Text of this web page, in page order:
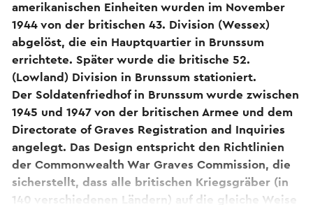
amerikanischen Einheiten wurden im November
1944 von der britischen 43. Division (Wessex)
abgelöst, die ein Hauptquartier in Brunssum
errichtete. Später wurde die britische 52.
(Lowland) Division in Brunssum stationiert.
Der Soldatenfriedhof in Brunssum wurde zwischen
1945 und 1947 von der britischen Armee und dem
Directorate of Graves Registration and Inquiries
angelegt. Das Design entspricht den Richtlinien
der Commonwealth War Graves Commission, die
sicherstellt, dass alle britischen Kriegsgräber (in
140 verschiedenen Ländern) auf die gleiche Weise